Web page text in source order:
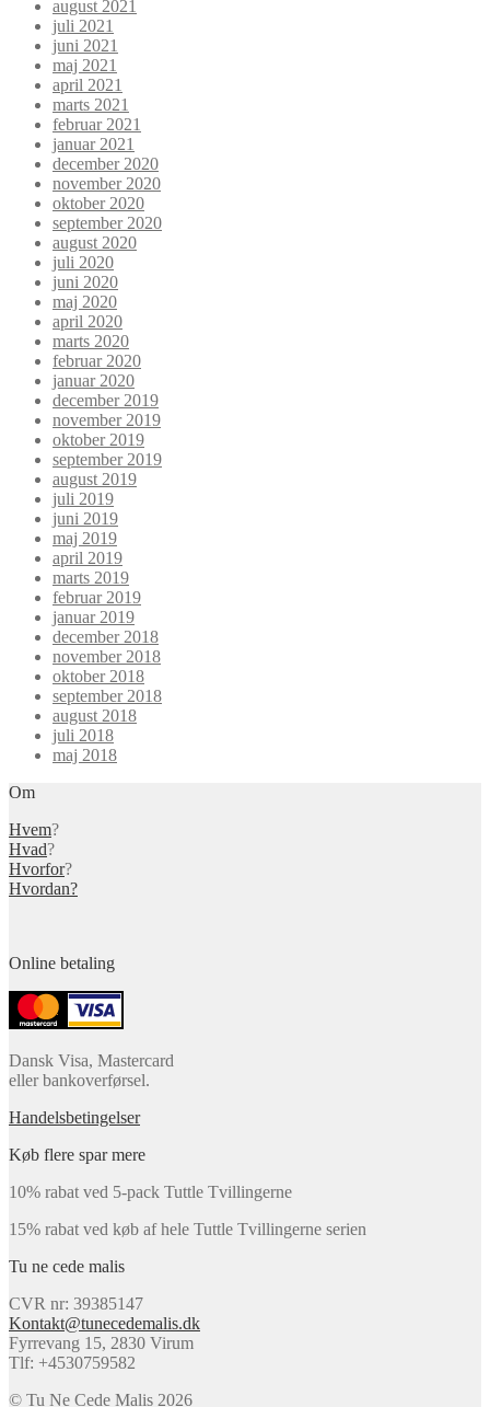
august 2021
juli 2021
juni 2021
maj 2021
april 2021
marts 2021
februar 2021
januar 2021
december 2020
november 2020
oktober 2020
september 2020
august 2020
juli 2020
juni 2020
maj 2020
april 2020
marts 2020
februar 2020
januar 2020
december 2019
november 2019
oktober 2019
september 2019
august 2019
juli 2019
juni 2019
maj 2019
april 2019
marts 2019
februar 2019
januar 2019
december 2018
november 2018
oktober 2018
september 2018
august 2018
juli 2018
maj 2018
Om
Hvem?
Hvad?
Hvorfor?
Hvordan?
Online betaling
Dansk Visa, Mastercard
eller bankoverførsel.
Handelsbetingelser
Køb flere spar mere
10% rabat ved 5-pack Tuttle Tvillingerne
15% rabat ved køb af hele Tuttle Tvillingerne serien
Tu ne cede malis
CVR nr: 39385147
Kontakt@tunecedemalis.dk
Fyrrevang 15, 2830 Virum
Tlf: +4530759582
© Tu Ne Cede Malis 2026